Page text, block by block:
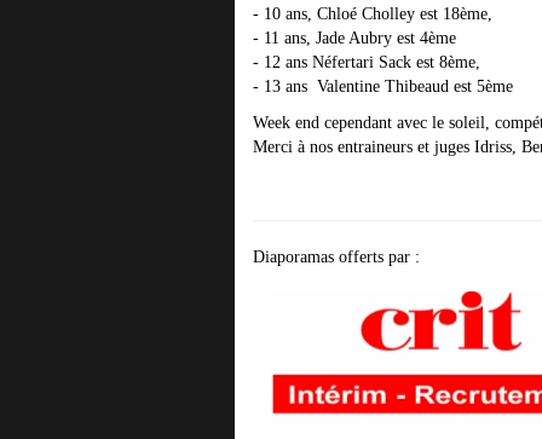
- 10 ans, Chloé Cholley est 18ème,
- 11 ans, Jade Aubry est 4ème
- 12 ans Néfertari Sack est 8ème,
- 13 ans Valentine Thibeaud est 5ème
Week end cependant avec le soleil,
Merci à nos entraineurs et juges Idriss,
Diaporamas offerts par :